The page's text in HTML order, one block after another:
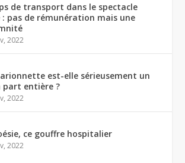
de transport dans le spectacle
: pas de rémunération mais une
2022
est-elle sérieusement un
part entière ?
2022
ce gouffre hospitalier
2022